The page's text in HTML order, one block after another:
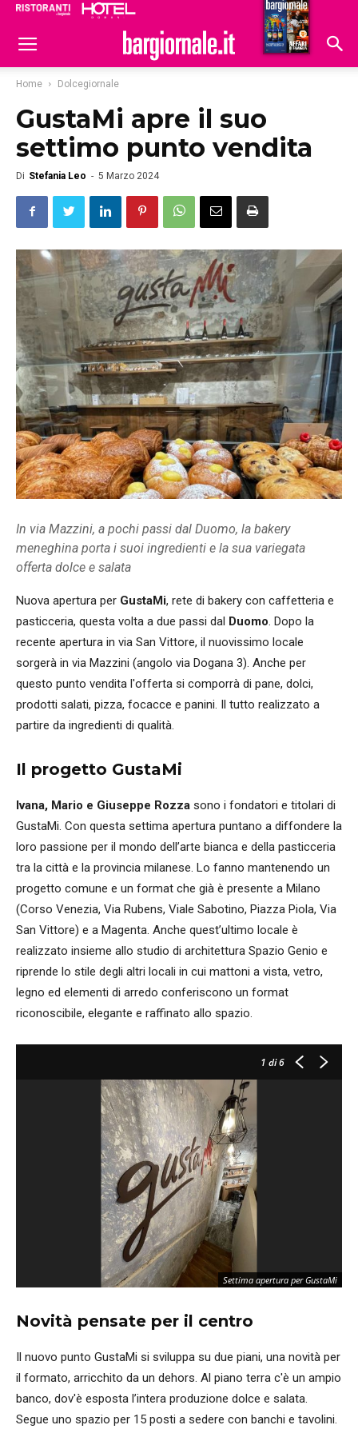
Hoteldomani
Home Dolcegiornale
GustaMi apre il suo
settimo punto vendita
Di Stefania Leo - 5 Marzo 2024
In via Mazzini, a pochi passi dal Duomo, la bakery
meneghina porta i suoi ingredienti e la sua variegata
offerta dolce e salata
Nuova apertura per GustaMi, rete di bakery con caffetteria e
pasticceria, questa volta a due passi dal Duomo . Dopo la
recente apertura in via San Vittore, il nuovissimo locale
sorgerà in via Mazzini (angolo via Dogana 3). Anche per
questo punto vendita l'offerta si comporrà di pane, dolci,
prodotti salati, pizza, focacce e panini. Il tutto realizzato a
partire da ingredienti di qualità.
Il progetto GustaMi
Ivana, Mario e Giuseppe Rozza sono i fondatori e titolari di
GustaMi. Con questa settima apertura puntano a diffondere la
loro passione per il mondo dell’arte bianca e della pasticceria
tra la città e la provincia milanese. Lo fanno mantenendo un
progetto comune e un format che già è presente a Milano
(Corso Venezia, Via Rubens, Viale Sabotino, Piazza Piola, Via
San Vittore) e a Magenta. Anche quest’ultimo locale è
realizzato insieme allo studio di architettura Spazio Genio e
riprende lo stile degli altri locali in cui mattoni a vista, vetro,
legno ed elementi di arredo conferiscono un format
riconoscibile, elegante e raffinato allo spazio.
1 di 6
Settima apertura per GustaMi
Novità pensate per il centro
Il nuovo punto GustaMi si sviluppa su due piani, una novità per
il formato, arricchito da un dehors. Al piano terra c'è un ampio
banco, dov'è esposta l’intera produzione dolce e salata.
Segue uno spazio per 15 posti a sedere con banchi e tavolini.